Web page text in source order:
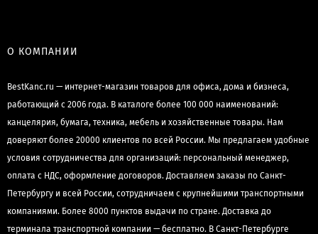
О КОМПАНИИ
BestKanc.ru — интернет-магазин товаров для офиса, дома и бизнеса,
работающий с 2006 года. В каталоге более 100 000 наименований:
канцелярия, бумага, техника, мебель и хозяйственные товары. Нам
доверяют более 20000 клиентов по всей России. Мы предлагаем удобные
условия сотрудничества для организаций: персональный менеджер,
оплата с НДС, оформление договоров. Доставляем заказы по Санкт-
Петербургу и всей России, сотрудничаем с крупнейшими транспортными
компаниями. Более 8000 пунктов выдачи по стране. Доставка до
терминала транспортной компании — бесплатно. В Санкт-Петербурге